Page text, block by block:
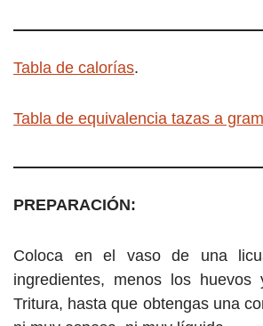
Tabla de calorías.
Tabla de equivalencia tazas a
PREPARACIÓN:
Coloca en el vaso de una
ingredientes, menos los huevos
Tritura, hasta que obtengas una